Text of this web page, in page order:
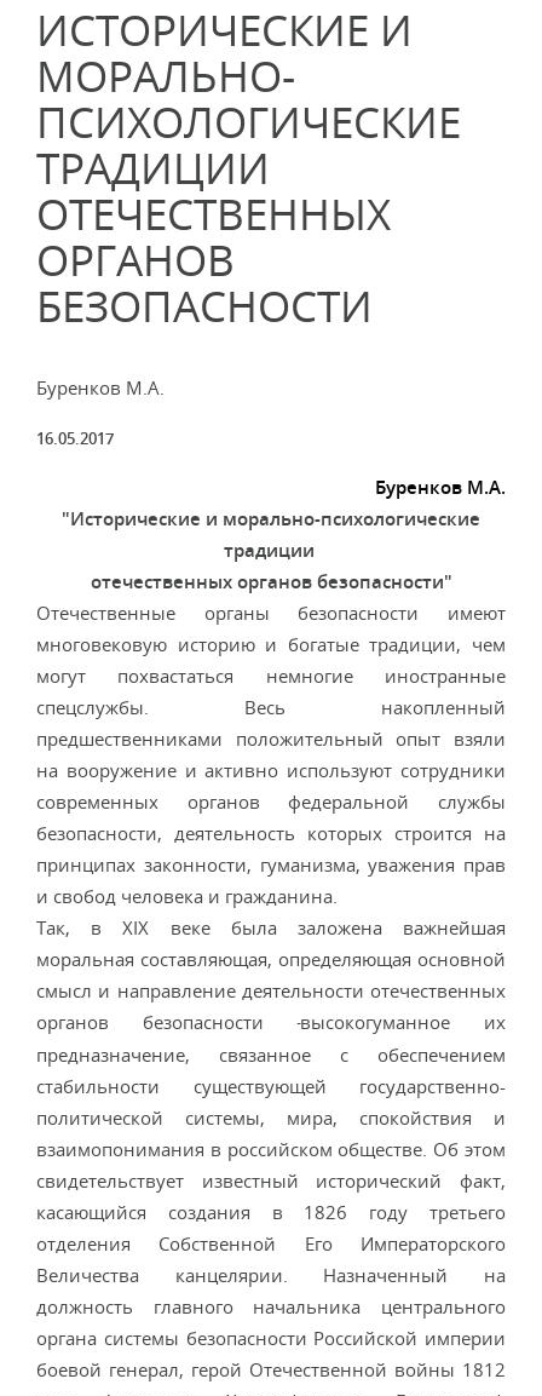
ИСТОРИЧЕСКИЕ И
МОРАЛЬНО-
ПСИХОЛОГИЧЕСКИЕ
ТРАДИЦИИ
ОТЕЧЕСТВЕННЫХ
ОРГАНОВ
БЕЗОПАСНОСТИ
Буренков М.А.
16.05.2017
Буренков М.А.
"Исторические и морально-психологические
традиции
отечественных органов безопасности"
Отечественные органы безопасности имеют
многовековую историю и богатые традиции, чем
могут похвастаться немногие иностранные
спецслужбы. Весь накопленный
предшественниками положительный опыт взяли
на вооружение и активно используют сотрудники
современных органов федеральной службы
безопасности, деятельность которых строится на
принципах законности, гуманизма, уважения прав
и свобод человека и гражданина.
Так, в XIX веке была заложена важнейшая
моральная составляющая, определяющая основной
смысл и направление деятельности отечественных
органов безопасности-высокогуманное их
предназначение, связанное с обеспечением
стабильности существующей государственно-
политической системы, мира, спокойствия и
взаимопонимания в российском обществе. Об этом
свидетельствует известный исторический факт,
касающийся создания в 1826 году третьего
отделения Собственной Его Императорского
Величества канцелярии. Назначенный на
должность главного начальника центрального
органа системы безопасности Российской империи
боевой генерал, герой Отечественной войны 1812